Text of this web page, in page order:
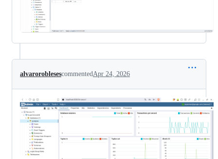
alvaroroblesescommentedApr 24, 2026